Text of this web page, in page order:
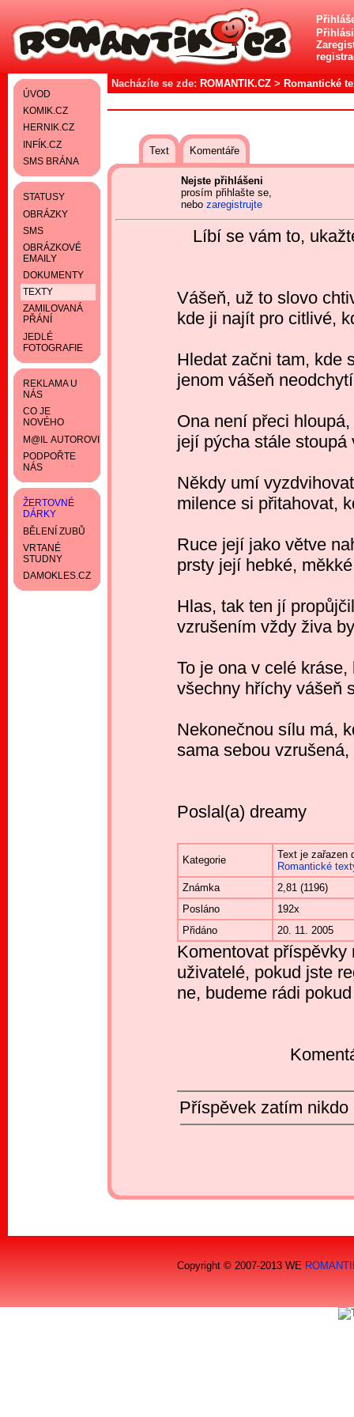
Nacházíte se zde: ROMANTIK.CZ > Romantické
Text Komentáře
Nejste přihlášeni
prosím přihlašte se,
nebo zaregistrujte
Líbí se vám to,
Vášeň, už to slovo
kde ji najít pro citlivé,
Hledat začni tam, kde
jenom vášeň
Ona není přeci
její pýcha stále
Někdy umí
milence si přitahovat,
Ruce její jako větve
prsty její hebké,
Hlas, tak ten jí
vzrušením vždy živa
To je ona v celé
všechny hříchy vášeň
Nekonečnou sílu má,
sama sebou
Poslal(a) dreamy
Kategorie
Text je zařazen
Romantické
Známka
2,81 (1196)
Posláno
192x
Přidáno
20. 11. 2005
Komentovat
uživatelé, pokud jste
ne, budeme rádi
Příspěvek zatím
ÚVOD
KOMIK.CZ
HERNIK.CZ
INFÍK.CZ
SMS BRÁNA
STATUSY
OBRÁZKY
SMS
OBRÁZKOVÉ
EMAILY
DOKUMENTY
TEXTY
ZAMILOVANÁ
PŘÁNÍ
JEDLÉ
FOTOGRAFIE
REKLAMA U
NÁS
CO JE
NOVÉHO
M@IL AUTOROVI
PODPOŘTE
NÁS
ŽERTOVNÉ
DÁRKY
BĚLENÍ ZUBŮ
VRTANÉ
STUDNY
DAMOKLES.CZ
Copyright © 2007-2013 WE